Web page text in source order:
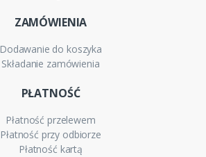
ZAMÓWIENIA
Dodawanie do koszyka
Składanie zamówienia
PŁATNOŚĆ
Płatność przelewem
Płatność przy odbiorze
Płatność kartą